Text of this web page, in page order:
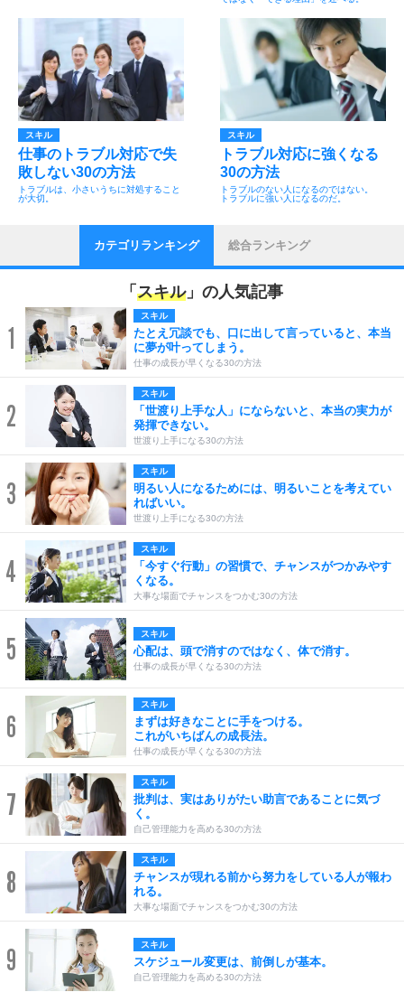
スキル
仕事のトラブル対応で失
敗しない30の方法
トラブルは、小さいうちに対処すること
が大切。
スキル
トラブル対応に強くなる
30の方法
トラブルのない人になるのではない。
トラブルに強い人になるのだ。
カテゴリランキング 総合ランキング
「 スキル」の人気記事
1
スキル
たとえ冗談でも、口に出して言っていると、本当
に夢が叶ってしまう。
仕事の成長が早くなる30の方法
2
スキル
「世渡り上手な人」にならないと、本当の実力が
発揮できない。
世渡り上手になる30の方法
3
スキル
明るい人になるためには、明るいことを考えてい
ればいい。
世渡り上手になる30の方法
4
スキル
「今すぐ行動」の習慣で、チャンスがつかみやす
くなる。
大事な場面でチャンスをつかむ30の方法
5 スキル
心配は、頭で消すのではなく、体で消す。
仕事の成長が早くなる30の方法
6
スキル
まずは好きなことに手をつける。
これがいちばんの成長法。
仕事の成長が早くなる30の方法
7
スキル
批判は、実はありがたい助言であることに気づ
く。
自己管理能力を高める30の方法
8
スキル
チャンスが現れる前から努力をしている人が報わ
れる。
大事な場面でチャンスをつかむ30の方法
9 スキル
スケジュール変更は、前倒しが基本。
自己管理能力を高める30の方法